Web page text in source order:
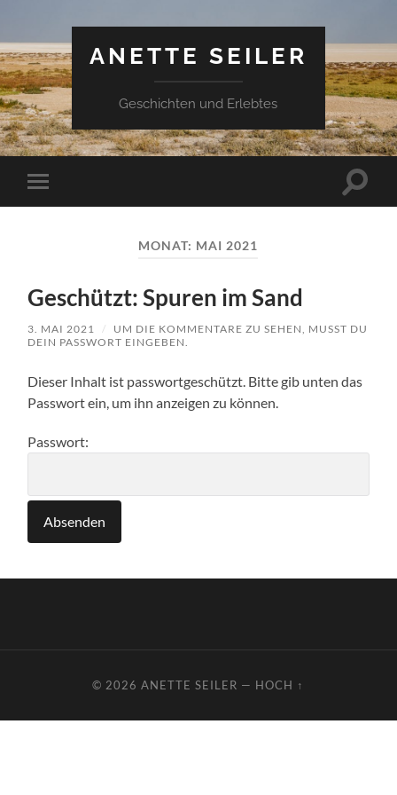
ANETTE SEILER
Geschichten und Erlebtes
Mobile-
Menü
MONAT: MAI 2021
Geschützt: Spuren im Sand
3. MAI 2021 /
UM DIE KOMMENTARE ZU SEHEN, MUSST DU
DEIN PASSWORT EINGEBEN.
Dieser Inhalt ist passwortgeschützt. Bitte gib unten das
Passwort ein, um ihn anzeigen zu können.
Passwort:
© 2026ANETTE SEILER — HOCH ↑